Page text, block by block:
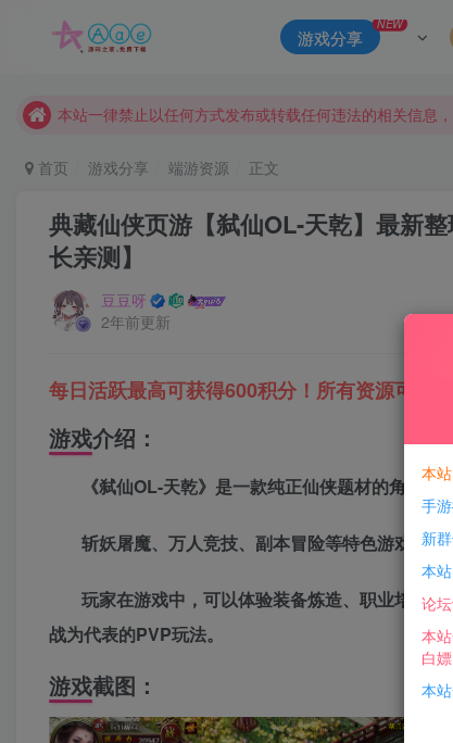
游戏分享
NEW
本站资源大多存储在云盘，如发现链接失效，请联系我们我
现在赞助会员享受专属折扣，详情点击此条公告。
首页 游戏分享 端游资源 正文
典藏仙侠页游【弑仙OL-天乾】最新
长亲测】
豆豆呀
2年前更新
每日活跃最高可获得600积分！所有资源可以使
游戏介绍：
《弑仙OL-天乾》是一款纯正仙侠题材的角色扮
斩妖屠魔、万人竞技、副本冒险等特色游戏系
玩家在游戏中，可以体验装备炼造、职业培养
战为代表的PVP玩法。
游戏截图：
本
手
新
本
论
本
白嫖
本